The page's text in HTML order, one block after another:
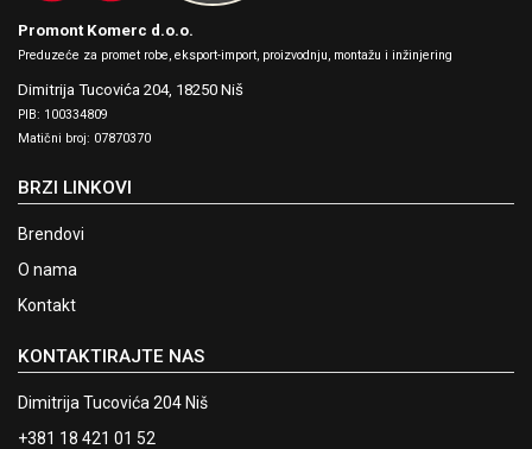
Promont Komerc d.o.o.
Preduzeće za promet robe, eksport-import, proizvodnju, montažu i inžinjering
Dimitrija Tucovića 204, 18250 Niš
PIB: 100334809
Matični broj: 07870370
BRZI LINKOVI
Brendovi
O nama
Kontakt
KONTAKTIRAJTE NAS
Dimitrija Tucovića 204 Niš
+381 18 421 01 52